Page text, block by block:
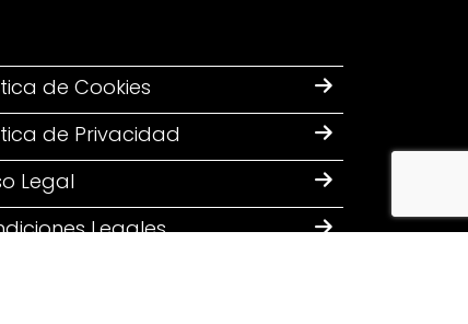
de Cookies
de Privacidad
Legal
Legales